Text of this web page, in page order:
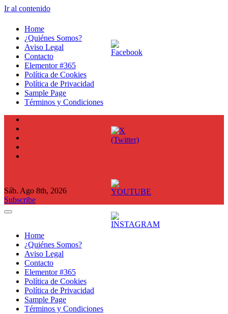
Ir al contenido
Home
¿Quiénes Somos?
Aviso Legal
Contacto
Elementor #365
Política de Cookies
Política de Privacidad
Sample Page
Términos y Condiciones
Sáb. Ago 8th, 2026
Subscribe
Home
¿Quiénes Somos?
Aviso Legal
Contacto
Elementor #365
Política de Cookies
Política de Privacidad
Sample Page
Términos y Condiciones